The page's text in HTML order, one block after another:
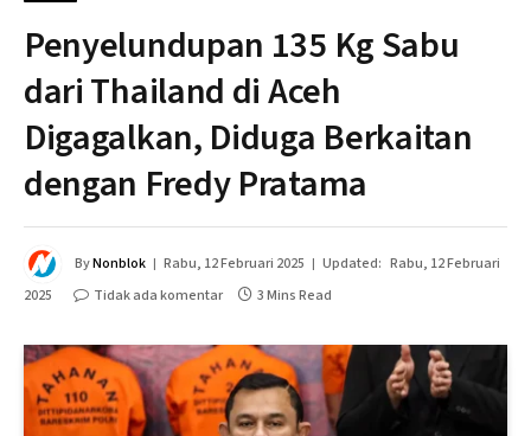
Penyelundupan 135 Kg Sabu
dari Thailand di Aceh
Digagalkan, Diduga Berkaitan
dengan Fredy Pratama
ByNonblok Rabu, 12 Februari 2025 Updated: Rabu, 12 Februari
2025
Tidak ada komentar 3 Mins Read